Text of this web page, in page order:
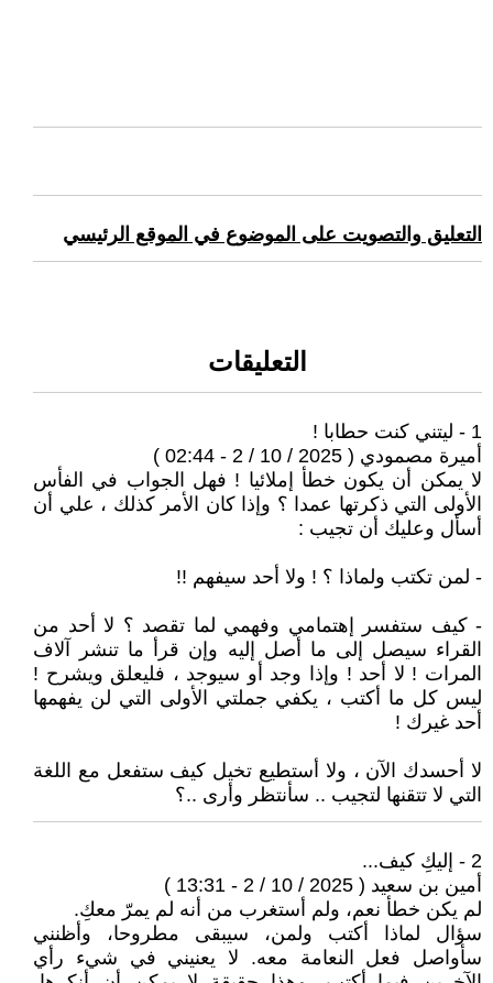
التعليق والتصويت على الموضوع في الموقع الرئيسي
التعليقات
1 - ليتني كنت حطابا !
أميرة مصمودي ( 2025 / 10 / 2 - 02:44 )
لا يمكن أن يكون خطأ إملائيا ! فهل الجواب في الفأس
الأولى التي ذكرتها عمدا ؟ وإذا كان الأمر كذلك ، علي أن
أسأل وعليك أن تجيب :
- لمن تكتب ولماذا ؟ ! ولا أحد سيفهم !!
- كيف ستفسر إهتمامي وفهمي لما تقصد ؟ لا أحد من
القراء سيصل إلى ما أصل إليه وإن قرأ ما تنشر آلاف
المرات ! لا أحد ! وإذا وجد أو سيوجد ، فليعلق ويشرح !
ليس كل ما أكتب ، يكفي جملتي الأولى التي لن يفهمها
أحد غيرك !
لا أحسدك الآن ، ولا أستطيع تخيل كيف ستفعل مع اللغة
التي لا تتقنها لتجيب .. سأنتظر وأرى ..؟
2 - إليكِ كيف...
أمين بن سعيد ( 2025 / 10 / 2 - 13:31 )
لم يكن خطأ نعم، ولم أستغرب من أنه لم يمرّ معكِ.
سؤال لماذا أكتب ولمن، سيبقى مطروحا، وأظنني
سأواصل فعل النعامة معه. لا يعنيني في شيء رأي